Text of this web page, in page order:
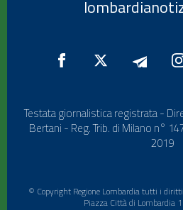
Testata giornalistica registrata -
Bertani - Reg. Trib. di Milano n°
2019
© Copyright Regione Lombardia tutti i
Piazza Città di Lombardia